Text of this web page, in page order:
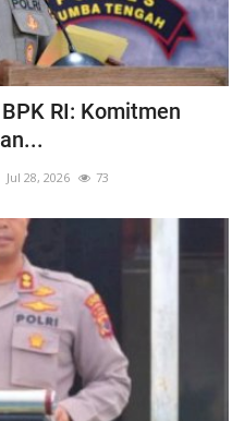
RI: Komitmen
Jul 28, 2026 73